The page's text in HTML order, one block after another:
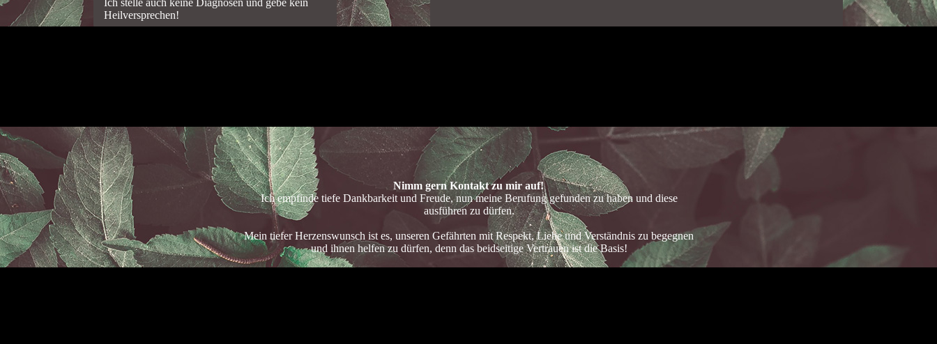
Heilversprechen!
Nimm gern Kontakt zu mir auf!
Ich empfinde tiefe Dankbarkeit und Freude, nun meine Berufung gefunden zu haben und diese
ausführen zu dürfen.
Mein tiefer Herzenswunsch ist es, unseren Gefährten mit Respekt, Liebe und Verständnis zu begegnen
und ihnen helfen zu dürfen, denn das beidseitige Vertrauen ist die Basis!